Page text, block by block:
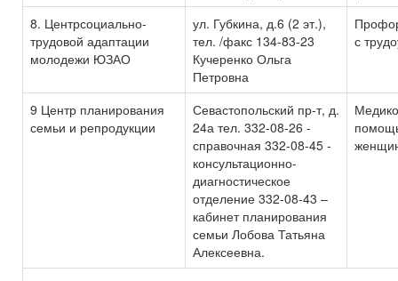
8. Центрсоциально-
трудовой адаптации
молодежи ЮЗАО
ул. Губкина, д.6 (2 эт.),
тел. /факс 134-83-23
Кучеренко Ольга
Петровна
с
9 Центр планирования
семьи и репродукции
Севастопольский пр-т, д.
24а тел. 332-08-26 -
справочная 332-08-45 -
консультационно-
диагностическое
отделение 332-08-43 –
кабинет планирования
семьи Лобова Татьяна
Алексеевна.